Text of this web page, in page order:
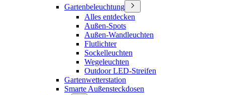
Gartenbeleuchtung
Alles entdecken
Außen-Spots
Außen-Wandleuchten
Flutlichter
Sockelleuchten
Wegeleuchten
Outdoor LED-Streifen
Gartenwetterstation
Smarte Außensteckdosen